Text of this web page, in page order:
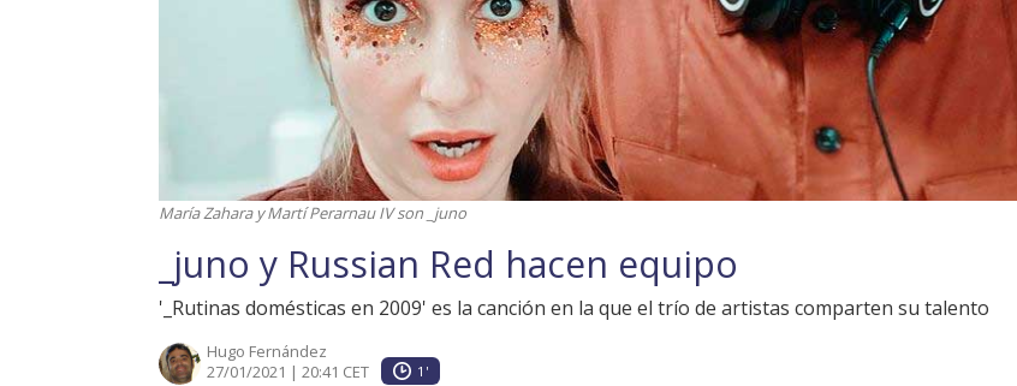
María Zahara y Martí Perarnau IV son _juno
_juno y Russian Red hacen equipo
'_Rutinas domésticas en 2009' es la canción en la que el trío de artistas comparten su talento
Hugo Fernández
27/01/2021 | 20:41 CET
1'